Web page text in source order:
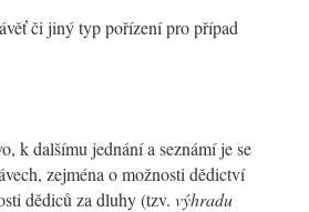
či jiný typ pořízení pro případ
k dalšímu jednání a seznámí je se
zejména o možnosti dědictví
dědiců za dluhy (tzv. výhradu